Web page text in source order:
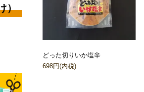
どった切りいか塩辛
698円(内税)
）